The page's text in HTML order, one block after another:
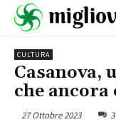
CULTURA
Casanova,
che ancora
27 Ottobre 2023 3